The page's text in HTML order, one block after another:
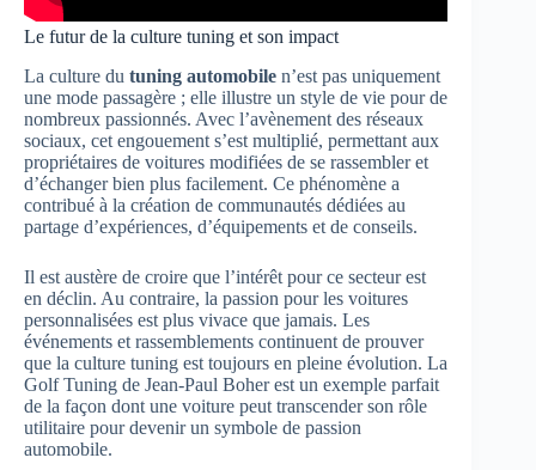
Le futur de la culture tuning et son impact
La culture du tuning automobile n’est pas uniquement
une mode passagère ; elle illustre un style de vie pour de
nombreux passionnés. Avec l’avènement des réseaux
sociaux, cet engouement s’est multiplié, permettant aux
propriétaires de voitures modifiées de se rassembler et
d’échanger bien plus facilement. Ce phénomène a
contribué à la création de communautés dédiées au
partage d’expériences, d’équipements et de conseils.
Il est austère de croire que l’intérêt pour ce secteur est
en déclin. Au contraire, la passion pour les voitures
personnalisées est plus vivace que jamais. Les
événements et rassemblements continuent de prouver
que la culture tuning est toujours en pleine évolution. La
Golf Tuning de Jean-Paul Boher est un exemple parfait
de la façon dont une voiture peut transcender son rôle
utilitaire pour devenir un symbole de passion
automobile.